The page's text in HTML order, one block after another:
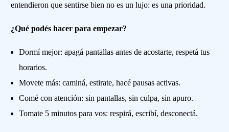
entendieron que sentirse bien no es un lujo: es una prioridad.
¿Qué podés hacer para empezar?
Dormí mejor: apagá pantallas antes de acostarte, respetá tus
horarios.
Movete más: caminá, estirate, hacé pausas activas.
Comé con atención: sin pantallas, sin culpa, sin apuro.
Tomate 5 minutos para vos: respirá, escribí, desconectá.